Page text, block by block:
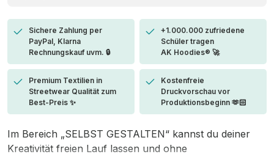
Sichere Zahlung per
PayPal, Klarna
Rechnungskauf uvm. 🔒
+1.000.000 zufriedene
Schüler tragen
AK Hoodies® 🚀
Premium Textilien in
Streetwear Qualität zum
Best-Preis ✨
Kostenfreie
Druckvorschau vor
Produktionsbeginn 🫶🏻
Im Bereich „SELBST GESTALTEN“ kannst du deiner
Kreativität freien Lauf lassen und ohne